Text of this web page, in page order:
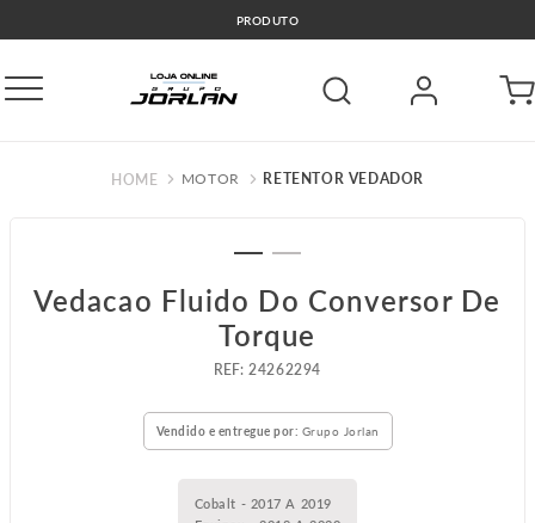
PRODUTO
MOTOR RETENTOR VEDADOR
Vedacao Fluido Do Conversor De
Torque
:24262294
Vendido e entregue por: Grupo Jorlan
Cobalt - 2017 A 2019